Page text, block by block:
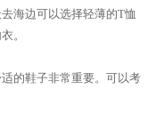
海边可以选择轻薄的T恤
。
的鞋子非常重要。可以考